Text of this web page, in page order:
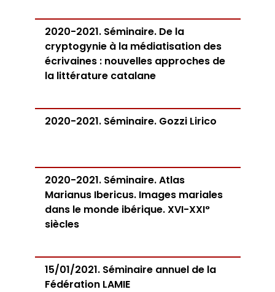
2020-2021. Séminaire. De la
cryptogynie à la médiatisation des
écrivaines : nouvelles approches de
la littérature catalane
2020-2021. Séminaire. Gozzi Lirico
2020-2021. Séminaire. Atlas
Marianus Ibericus. Images mariales
dans le monde ibérique. XVI-XXI°
siècles
15/01/2021. Séminaire annuel de la
Fédération LAMIE